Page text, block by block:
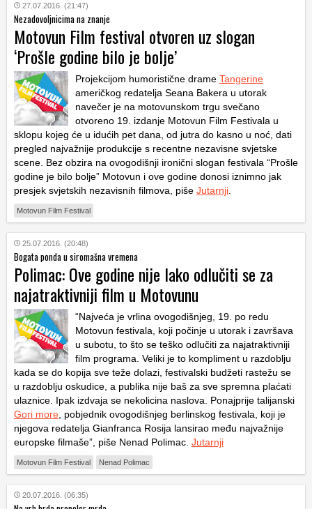
27.07.2016. (21:47)
Nezadovoljnicima na znanje
Motovun Film festival otvoren uz slogan
‘Prošle godine bilo je bolje’
Projekcijom humoristične drame Tangerine
američkog redatelja Seana Bakera u utorak
navečer je na motovunskom trgu svečano
otvoreno 19. izdanje Motovun Film Festivala u
sklopu kojeg će u idućih pet dana, od jutra do kasno u noć, dati
pregled najvažnije produkcije s recentne nezavisne svjetske
scene. Bez obzira na ovogodišnji ironični slogan festivala “Prošle
godine je bilo bolje” Motovun i ove godine donosi iznimno jak
presjek svjetskih nezavisnih filmova, piše Jutarnji
Motovun Film Festival
25.07.2016. (20:48)
Bogata ponda u siromašna vremena
Polimac: Ove godine nije lako odlučiti se za
najatraktivniji film u Motovunu
“Najveća je vrlina ovogodišnjeg, 19. po redu
Motovun festivala, koji počinje u utorak i završava
u subotu, to što se teško odlučiti za najatraktivniji
film programa. Veliki je to kompliment u razdoblju
kada se do kopija sve teže dolazi, festivalski budžeti rastežu se
u razdoblju oskudice, a publika nije baš za sve sprem­na plaćati
ulaznice. Ipak izdvaja se nekolicina naslova. Ponajprije talijanski
Gori more , pobjednik ovogodišnjeg berlinskog festivala, koji je
njegova redatelja Gianfranca Rosija lansirao među najvažnije
europske filmaše”, piše Nenad Polimac. Jutarnji
Motovun Film Festival Nenad Polimac
20.07.2016. (06:35)